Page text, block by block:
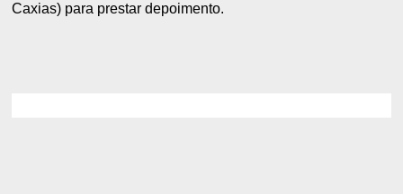
Caxias) para prestar depoimento.